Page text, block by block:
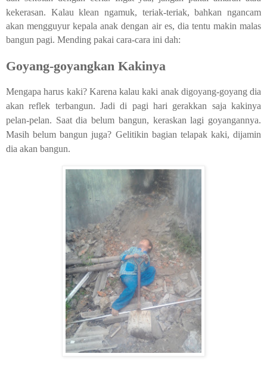
kekerasan. Kalau klean ngamuk, teriak-teriak, bahkan ngancam
akan mengguyur kepala anak dengan air es, dia tentu makin malas
bangun pagi. Mending pakai cara-cara ini dah:
Goyang-goyangkan Kakinya
Mengapa harus kaki? Karena kalau kaki anak digoyang-goyang dia
akan reflek terbangun. Jadi di pagi hari gerakkan saja kakinya
pelan-pelan. Saat dia belum bangun, keraskan lagi goyangannya.
Masih belum bangun juga? Gelitikin bagian telapak kaki, dijamin
dia akan bangun.